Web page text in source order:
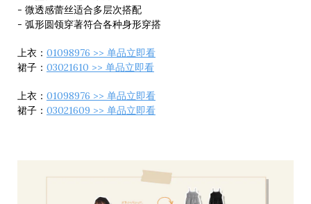
- 微透感蕾丝适合多层次搭配
- 弧形圆领穿著符合各种身形穿搭
上衣： 01098976 >> 单品立即看
裙子： 03021610 >> 单品立即看
上衣： 01098976 >> 单品立即看
裙子： 03021609 >> 单品立即看